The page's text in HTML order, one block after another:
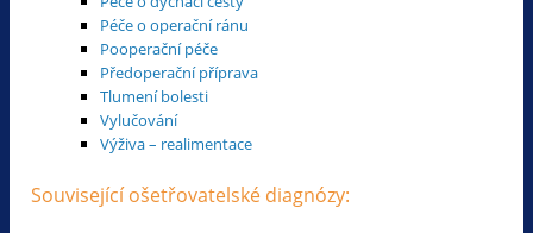
Péče o operační ránu
Pooperační péče
Předoperační příprava
Tlumení bolesti
Vylučování
Výživa – realimentace
Související ošetřovatelské diagnózy: